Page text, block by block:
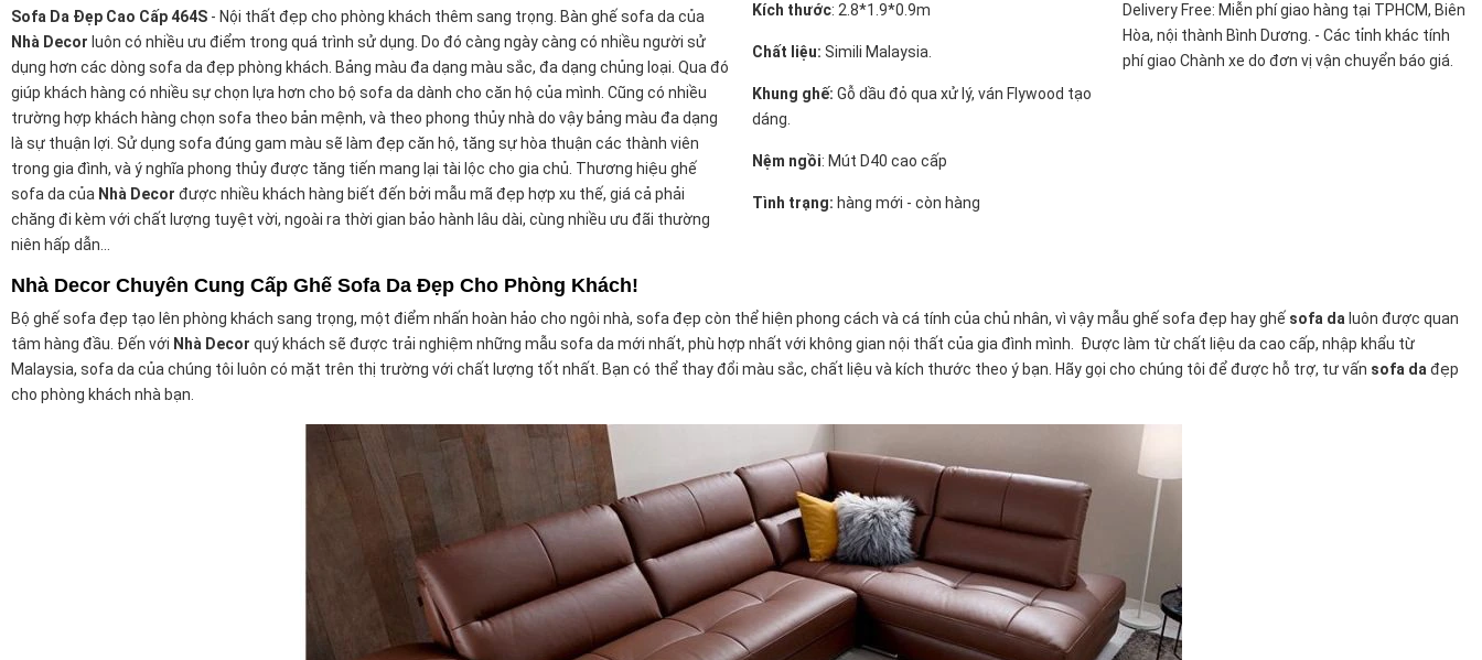
Sofa Da Đẹp Cao Cấp 464S - Nội thất đẹp cho phòng khách thêm sang trọng. Bàn ghế sofa da của
Nhà Decor luôn có nhiều ưu điểm trong quá trình sử dụng. Do đó càng ngày càng có nhiều người sử
dụng hơn các dòng sofa da đẹp phòng khách. Bảng màu đa dạng màu sắc, đa dạng chủng loại. Qua đó
giúp khách hàng có nhiều sự chọn lựa hơn cho bộ sofa da dành cho căn hộ của mình. Cũng có nhiều
trường hợp khách hàng chọn sofa theo bản mệnh, và theo phong thủy nhà do vậy bảng màu đa dạng
là sự thuận lợi. Sử dụng sofa đúng gam màu sẽ làm đẹp căn hộ, tăng sự hòa thuận các thành viên
trong gia đình, và ý nghĩa phong thủy được tăng tiến mang lại tài lộc cho gia chủ. Thương hiệu ghế
sofa da của Nhà Decor được nhiều khách hàng biết đến bởi mẫu mã đẹp hợp xu thế, giá cả phải
chăng đi kèm với chất lượng tuyệt vời, ngoài ra thời gian bảo hành lâu dài, cùng nhiều ưu đãi thường
niên hấp dẫn...
Kích thước: 2.8*1.9*0.9m
Chất liệu: Simili Malaysia.
Khung ghế: Gỗ dầu đỏ qua xử lý, ván Flywood tạo
dáng.
Nệm ngồi: Mút D40 cao cấp
Tình trạng: hàng mới - còn hàng
Delivery Free: Miễn phí giao hàng tại TPHCM, Biên
Hòa, nội thành Bình Dương. - Các tỉnh khác tính
phí giao Chành xe do đơn vị vận chuyển báo giá.
Nhà Decor Chuyên Cung Cấp Ghế Sofa Da Đẹp Cho Phòng Khách!
Bộ ghế sofa đẹp tạo lên phòng khách sang trọng, một điểm nhấn hoàn hảo cho ngôi nhà, sofa đẹp còn thể hiện phong cách và cá tính của chủ nhân, vì vậy mẫu ghế sofa đẹp hay ghế sofa da luôn được quan
tâm hàng đầu. Đến với Nhà Decor quý khách sẽ được trải nghiệm những mẫu sofa da mới nhất, phù hợp nhất với không gian nội thất của gia đình mình. Được làm từ chất liệu da cao cấp, nhập khẩu từ
Malaysia, sofa da của chúng tôi luôn có mặt trên thị trường với chất lượng tốt nhất. Bạn có thể thay đổi màu sắc, chất liệu và kích thước theo ý bạn. Hãy gọi cho chúng tôi để được hỗ trợ, tư vấn sofa dađẹp
cho phòng khách nhà bạn.